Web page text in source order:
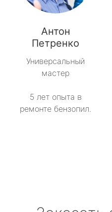
Антон
Петренко
Универсальный
мастер
5 лет опыта в
ремонте бензопил.